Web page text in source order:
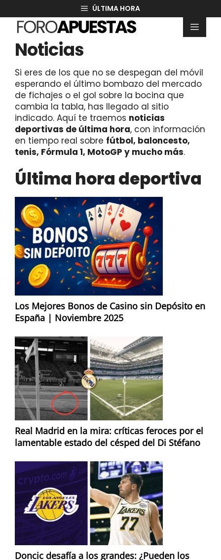
al
contenido
ÚLTIMA HORA
Noticias
Si eres de los que no se despegan del móvil
esperando el último bombazo del mercado
de fichajes o el gol sobre la bocina que
cambia la tabla, has llegado al sitio
indicado. Aquí te traemos noticias
deportivas de última hora, con información
en tiempo real sobre fútbol, baloncesto,
tenis, Fórmula 1, MotoGP y mucho más.
Última hora deportiva
Los Mejores Bonos de Casino sin Depósito en
España | Noviembre 2025
Real Madrid en la mira: críticas feroces por el
lamentable estado del césped del Di Stéfano
Doncic desafía a los grandes: ¿Pueden los